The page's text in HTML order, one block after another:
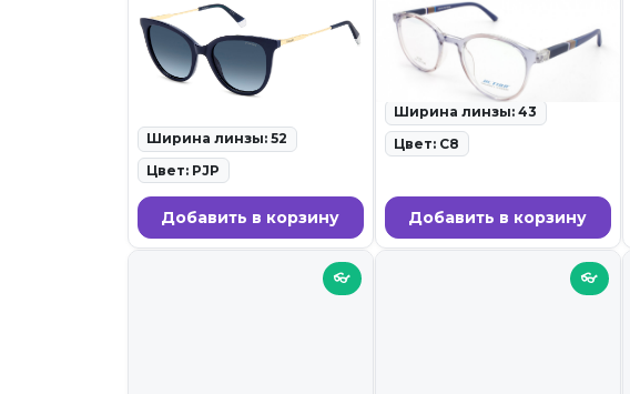
POLAROID PLD 4184/S/X
PJP
ID: 111997 • Солнцезащитные
очки • 27.02.26
Ширина линзы: 52
Цвет: PJP
Добавить в корзину
ACTION 2129 C8
ID: 111864 • Оправы для очков •
27.02.26
Ширина линзы: 43
Цвет: C8
Добавить в корзину
👓 👓